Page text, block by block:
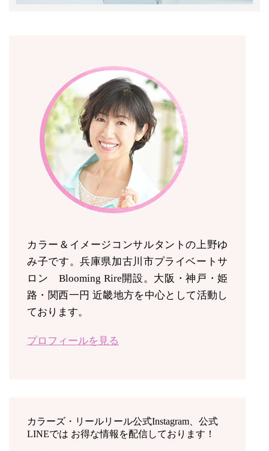
カラー＆イメージコンサルタントの上野ゆ
み子です。兵庫県加古川市プライベートサ
ロン Blooming Rire開設。 大阪・神戸・姫
路・関西一円 近畿地方を中心として活動し
ております。
プロフィールを見る
カラーズ・リールリール公式Instagram、公式
LINEでは お得な情報を配信しております！